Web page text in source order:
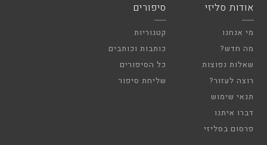
אודות סליזי
מי אנחנו
מה חדש?
שאלות נפוצות
רוצה לעזור?
תנאי שימוש
דברו איתנו
פרסום בסליזי
סיפורים
קטגוריות
כותבות וכותבים
כל הסיפורים
שליחת סיפור